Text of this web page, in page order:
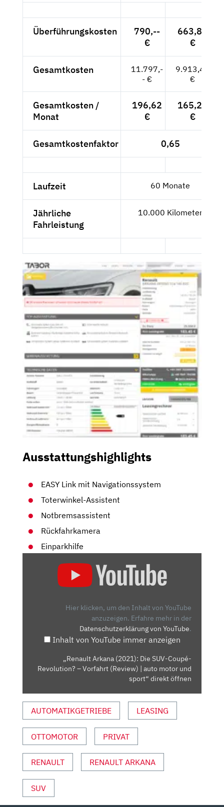
Überführungskosten
790,--
€
663,87
€
Gesamtkosten
11.797,-
- €
9.913,45
€
Gesamtkosten /
Monat
196,62
€
165,22
€
Gesamtkostenfaktor 0,65
Laufzeit 60 Monate
Jährliche
Fahrleistung
10.000 Kilometer
Ausstattungshighlights
EASY Link mit Navigationssystem
Toterwinkel-Assistent
Notbremsassistent
Rückfahrkamera
Einparkhilfe
(REVIEW)
MOTOR
UND
SPORT“
VON
ANZEIGEN
Hier klicken, um den Inhalt von YouTube
anzuzeigen. Erfahre mehr in der
Datenschutzerklärung von YouTube.
Inhalt von YouTube immer anzeigen
„Renault Arkana (2021): Die SUV-Coupé-
Revolution? – Vorfahrt (Review) | auto motor und
sport“ direkt öffnen
AUTOMATIKGETRIEBE LEASING
OTTOMOTOR PRIVAT
RENAULT RENAULT ARKANA
SUV